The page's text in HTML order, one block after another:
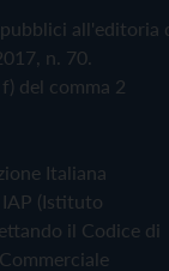
all'editoria
n. 70.
del comma 2
Italiana
(Istituto
il Codice di